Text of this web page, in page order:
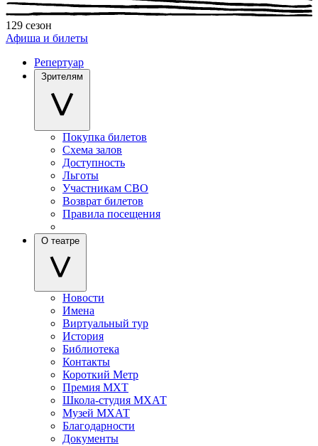
129 сезон
Афиша и билеты
Репертуар
Зрителям
Покупка билетов
Схема залов
Доступность
Льготы
Участникам СВО
Возврат билетов
Правила посещения
О театре
Новости
Имена
Виртуальный тур
История
Библиотека
Контакты
Короткий Метр
Премия МХТ
Школа-студия МХАТ
Музей МХАТ
Благодарности
Документы